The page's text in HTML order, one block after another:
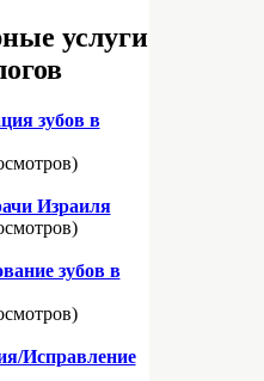
услуги
зубов в
Израиля
зубов в
Исправление